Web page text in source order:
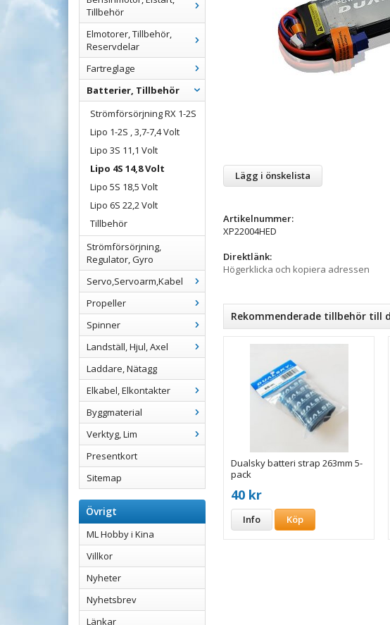
Tillbehör
Elmotorer, Tillbehör,
Reservdelar
Fartreglage
Batterier, Tillbehör
Strömförsörjning RX 1-2S
Lipo 1-2S , 3,7-7,4 Volt
Lipo 3S 11,1 Volt
Lipo 4S 14,8 Volt
Lipo 5S 18,5 Volt
Lipo 6S 22,2 Volt
Tillbehör
Strömförsörjning,
Regulator, Gyro
Servo,Servoarm,Kabel
Propeller
Spinner
Landställ, Hjul, Axel
Laddare, Nätagg
Elkabel, Elkontakter
Byggmaterial
Verktyg, Lim
Presentkort
Sitemap
Övrigt
ML Hobby i Kina
Villkor
Nyheter
Nyhetsbrev
Länkar
Lägg i önskelista
Artikelnummer:
XP22004HED
Direktlänk:
Högerklicka och kopiera adressen
Rekommenderade tillbehör till
Dualsky batteri strap 263mm 5-
pack
40 kr
Info Köp